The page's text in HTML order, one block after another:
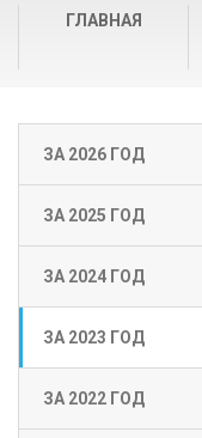
ГЛАВНАЯ
ЗА 2026 ГОД
ЗА 2025 ГОД
ЗА 2024 ГОД
ЗА 2023 ГОД
ЗА 2022 ГОД